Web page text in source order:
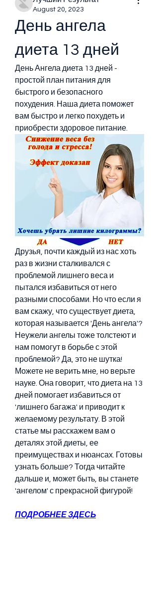
August 20, 2023
День ангела
диета 13 дней
День Ангела диета 13 дней -
простой план питания для
быстрого и безопасного
похудения. Наша диета поможет
вам быстро и легко похудеть и
приобрести здоровое питание.
Друзья, почти каждый из нас хоть
раз в жизни сталкивался с
проблемой лишнего веса и
пытался избавиться от него
разными способами. Но что если я
вам скажу, что существует диета,
которая называется 'День ангела'?
Неужели ангелы тоже толстеют и
нам помогут в борьбе с этой
проблемой? Да, это не шутка!
Можете не верить мне, но верьте
науке. Она говорит, что диета на 13
дней помогает избавиться от
'лишнего багажа' и приводит к
желаемому результату. В этой
статье мы расскажем вам о
деталях этой диеты, ее
преимуществах и нюансах. Готовы
узнать больше? Тогда читайте
дальше и, может быть, вы станете
'ангелом' с прекрасной фигурой!
ПОДРОБНЕЕ ЗДЕСЬ